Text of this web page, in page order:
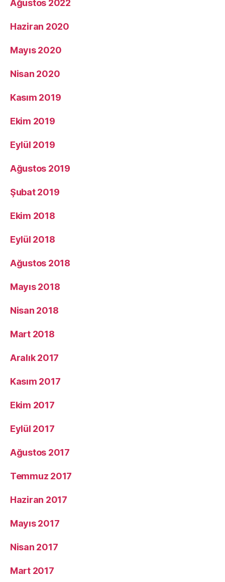
Ağustos 2022
Haziran 2020
Mayıs 2020
Nisan 2020
Kasım 2019
Ekim 2019
Eylül 2019
Ağustos 2019
Şubat 2019
Ekim 2018
Eylül 2018
Ağustos 2018
Mayıs 2018
Nisan 2018
Mart 2018
Aralık 2017
Kasım 2017
Ekim 2017
Eylül 2017
Ağustos 2017
Temmuz 2017
Haziran 2017
Mayıs 2017
Nisan 2017
Mart 2017